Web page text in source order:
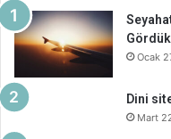
Ocak
Dini
Mart